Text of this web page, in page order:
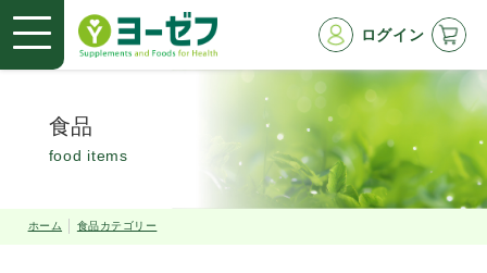
ログイン
食品
food items
ホーム 食品カテゴリー